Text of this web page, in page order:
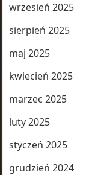
wrzesień 2025
sierpień 2025
maj 2025
kwiecień 2025
marzec 2025
luty 2025
styczeń 2025
grudzień 2024